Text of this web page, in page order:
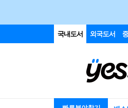
국내도서 외국도서